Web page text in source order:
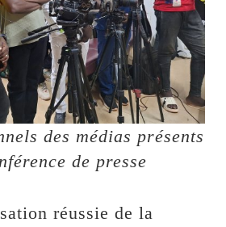
des médias présents
de presse
réussie de la